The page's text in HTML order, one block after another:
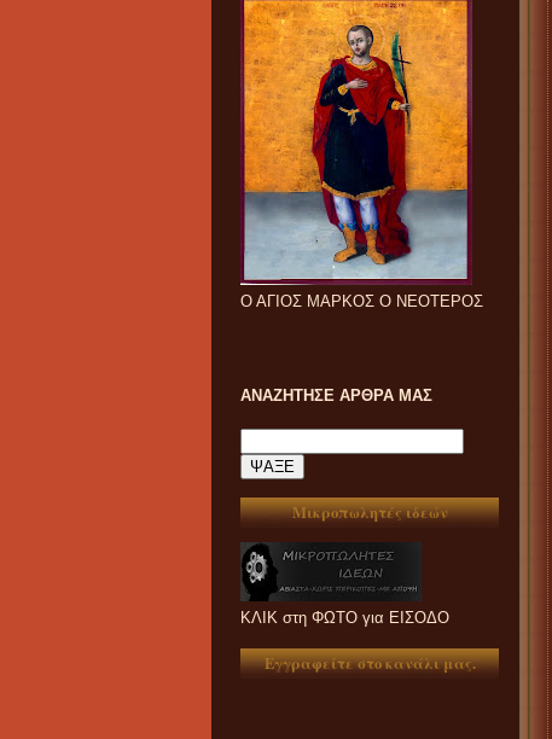
Ο ΑΓΙΟΣ ΜΑΡΚΟΣ Ο ΝΕΟΤΕΡΟΣ
ΑΝΑΖΗΤΗΣΕ ΑΡΘΡΑ ΜΑΣ
Μικροπωλητές ιδεών
ΚΛΙΚ στη ΦΩΤΟ για ΕΙΣΟΔΟ
Εγγραφείτε στο κανάλι μας.